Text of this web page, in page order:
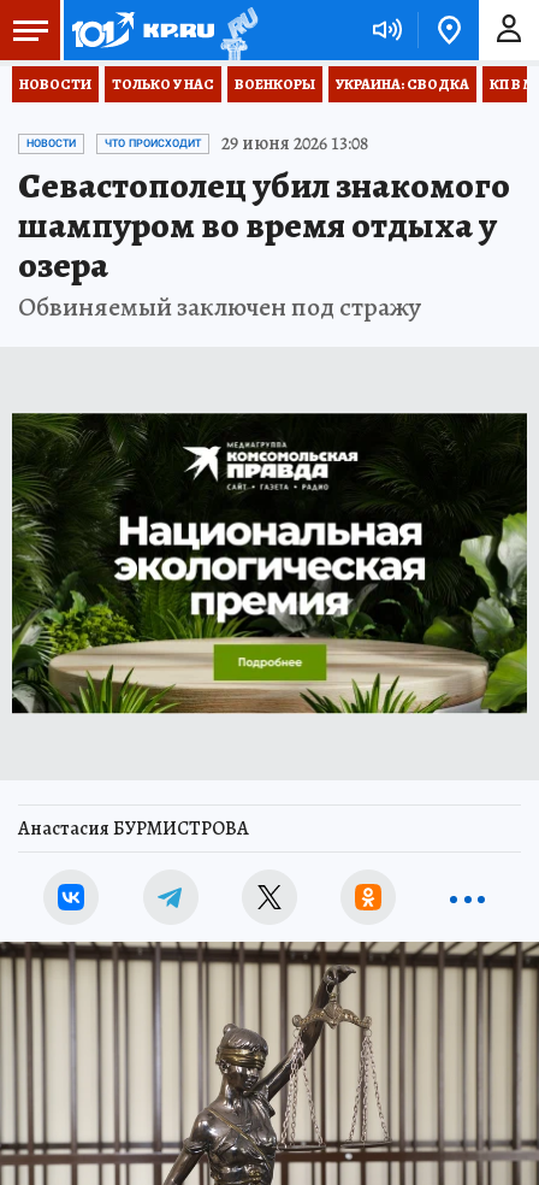
НОВОСТИ ТОЛЬКО У НАС ВОЕНКОРЫ УКРАИНА: СВОДКА КП В
НОВОСТИ ЧТО ПРОИСХОДИТ 29 июня 2026 13:08
Севастополец убил знакомого
шампуром во время отдыха у
озера
Обвиняемый заключен под стражу
Анастасия БУРМИСТРОВА